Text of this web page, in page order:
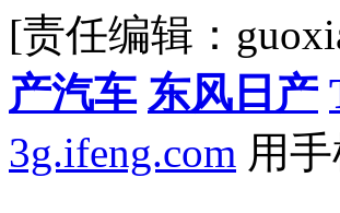
[责任编辑：
产汽车 东风日产
3g.ifeng.com 用